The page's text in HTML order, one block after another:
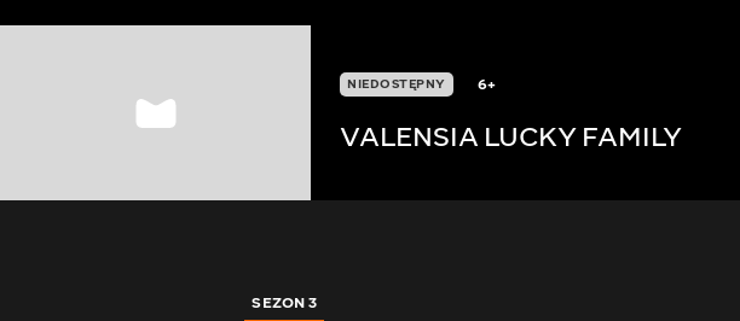
NIEDOSTĘPNY 6+
VALENSIA LUCKY FAMILY
SEZON 3